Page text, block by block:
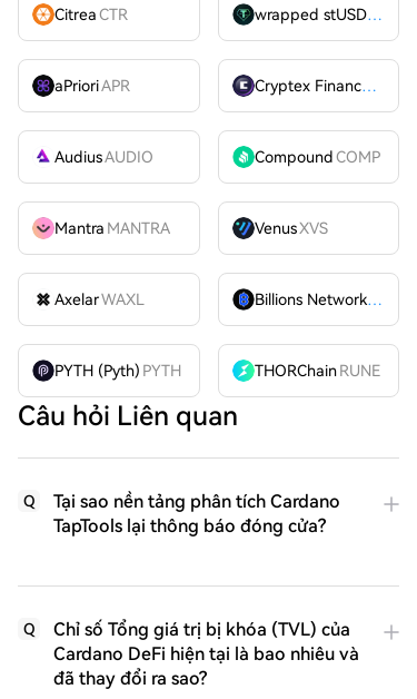
CitreaCTR wrapped stUSDT
aPrioriAPR Cryptex FinanceCTX
AudiusAUDIO CompoundCOMP
Mantra MANTRA VenusXVS
AxelarWAXL Billions Network
BILL
PYTH (Pyth) PYTH THORChain RUNE
Câu hỏi Liên quan
Q
Tại sao nền tảng phân tích Cardano
TapTools lại thông báo đóng cửa?
Q
Chỉ số Tổng giá trị bị khóa (TVL) của
Cardano DeFi hiện tại là bao nhiêu và
đã thay đổi ra sao?